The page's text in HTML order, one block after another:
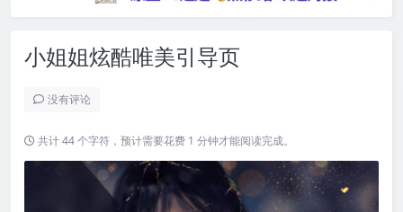
小姐姐炫酷唯美引导页
没有评论
共计 44 个字符，预计需要花费 1 分钟才能阅读完成。